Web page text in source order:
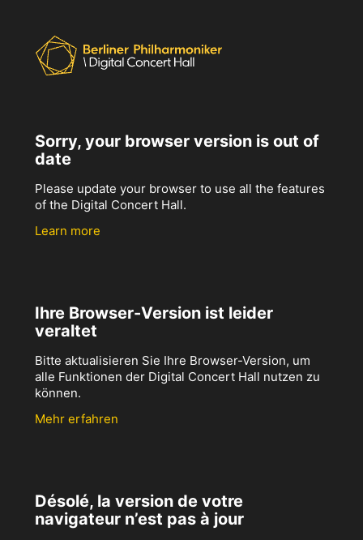
Sorry, your browser version is out of
date
Please update your browser to use all the features
of the Digital Concert Hall.
Learn more
Ihre Browser-Version ist leider
veraltet
Bitte aktualisieren Sie Ihre Browser-Version, um
alle Funktionen der Digital Concert Hall nutzen zu
können.
Mehr erfahren
Désolé, la version de votre
navigateur n’est pas à jour